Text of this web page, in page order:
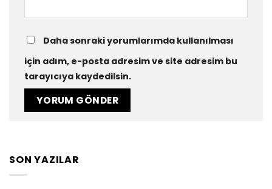
Daha sonraki yorumlarımda kullanılması
için adım, e-posta adresim ve site adresim bu
tarayıcıya kaydedilsin.
SON YAZILAR